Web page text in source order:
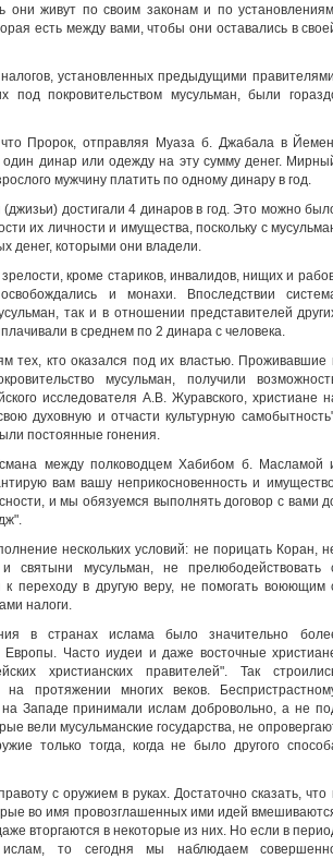
они живут по своим законам и по
есть между вами, чтобы они оставались в
установленных предыдущими
под покровительством мусульман, были
Пророк, отправляя Муаза б. Джабала в
динар или одежду на эту сумму денег.
мужчину платить по одному динару в год.
достигали 4 динаров в год. Это можно
их личности и имущества, поскольку с
денег, которыми они владели.
кроме стариков, инвалидов, нищих и
и монахи. Впоследствии
так и в отношении представителей
в среднем по 2 динара с человека.
тех, кто оказался под их властью. Проживавшие
мусульман, получили
исследователя А.В. Журавского, христиане
духовную и отчасти культурную
постоянные гонения.
между полководцем Хабибом б. Масламой
вам вашу неприкосновенность и
и мы обязуемся выполнять договор с вами
нескольких условий: не порицать Коран,
святыни мусульман, не прелюбодействовать
переходу в другую веру, не помогать воюющим
налоги.
в странах ислама было значительно
Часто иудеи и даже восточные
христианских правителей". Так
протяжении многих веков.
Западе принимали ислам добровольно, а не
вели мусульманские государства, не
только тогда, когда не было другого
с оружием в руках. Достаточно сказать, что
во имя провозглашенных ими идей
вторгаются в некоторые из них. Но если в
ислам, то сегодня мы наблюдаем